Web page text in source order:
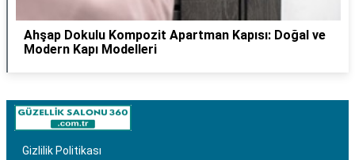
Ahşap Dokulu Kompozit Apartman Kapısı: Doğal ve
Modern Kapı Modelleri
Gizlilik Politikası